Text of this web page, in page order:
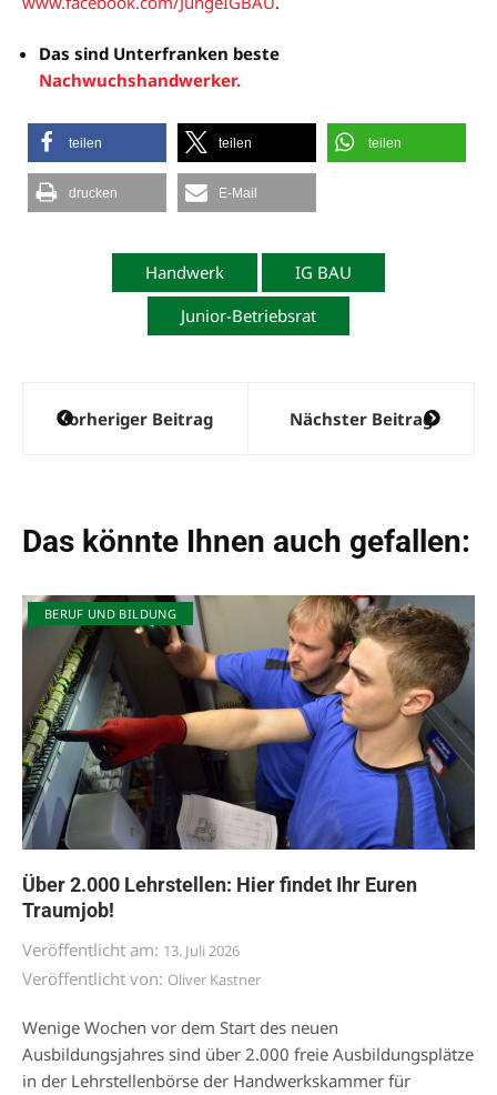
Das sind Unterfranken beste
Nachwuchshandwerker.
teilen teilen teilen
drucken E-Mail
Handwerk
IG BAU
Junior-Betriebsrat
Beitragsnavigation
Vorheriger Beitrag Nächster Beitrag
Das könnte Ihnen auch gefallen:
BERUF UND BILDUNG
Über 2.000 Lehrstellen: Hier findet Ihr Euren
Traumjob!
Veröffentlicht am: 13. Juli 2026
Veröffentlicht von: Oliver Kastner
Wenige Wochen vor dem Start des neuen
Ausbildungsjahres sind über 2.000 freie Ausbildungsplätze
in der Lehrstellenbörse der Handwerkskammer für